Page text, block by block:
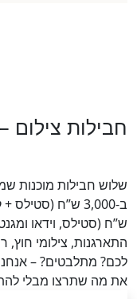
חבילות צילום
שלוש חבילות מוכנות
ש”ח (סטילס, וידאו
התארגנות, צילומי
לכם? מתלבטים? –
את מה שתרצו מבלי